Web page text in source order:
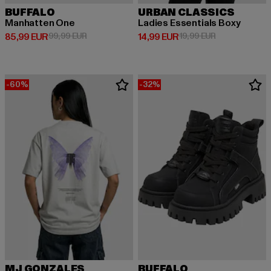
BUFFALO
Manhatten One
85,99 EUR
Derzeitiger Preis: 85,99 EUR
99,99 EURAktionspreis: 99,99 EUR
URBAN CLASSICS
Ladies Essentials Boxy
14,99 EUR
Derzeitiger Preis: 14,99 EUR
19,99 EURAktionspreis:
-60% -32%